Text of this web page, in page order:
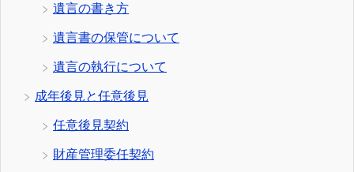
遺言の書き方
遺言書の保管について
遺言の執行について
成年後見と任意後見
任意後見契約
財産管理委任契約